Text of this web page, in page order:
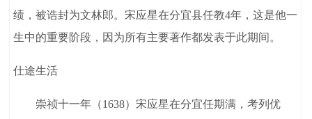
绩，被诰封为文林郎。宋应星在分宜县任教4年，这是他一
生中的重要阶段，因为所有主要著作都发表于此期间。
仕途生活
崇祯十一年（1638）宋应星在分宜任期满，考列优